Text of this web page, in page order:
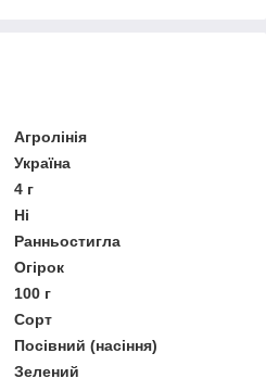
Агролінія
Україна
4 г
Ні
Ранньостигла
Огірок
100 г
Сорт
Посівний (насіння)
Зелений